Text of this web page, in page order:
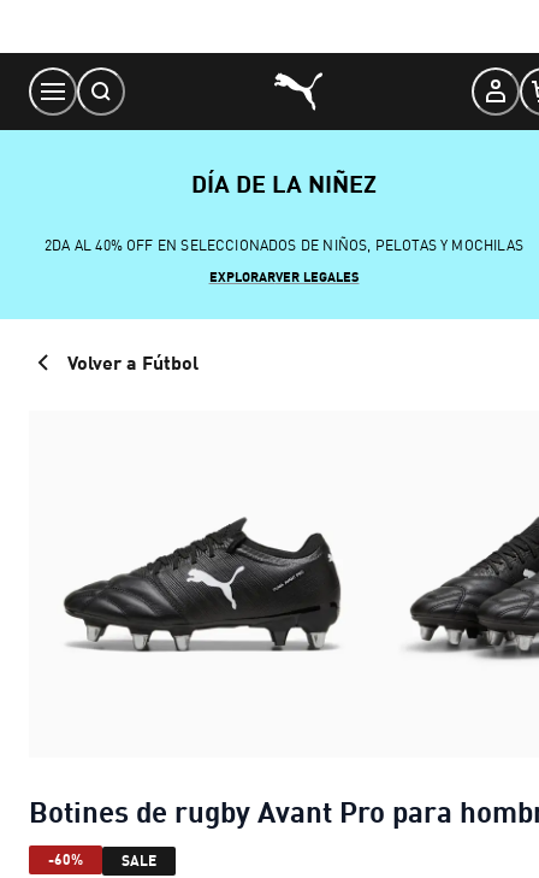
Content
DÍA DE LA NIÑEZ
2DA AL 40% OFF EN SELECCIONADOS DE NIÑOS, PELOTAS Y MOCHILAS
EXPLORARVER LEGALES
Volver a Fútbol
Botines de rugby Avant Pro para
-60% SALE